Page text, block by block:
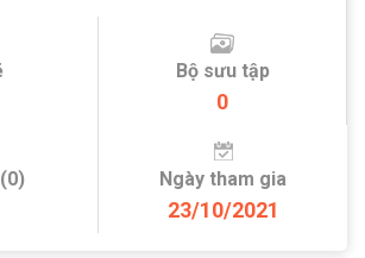
Bộ sưu tập
0
Ngày tham gia
23/10/2021